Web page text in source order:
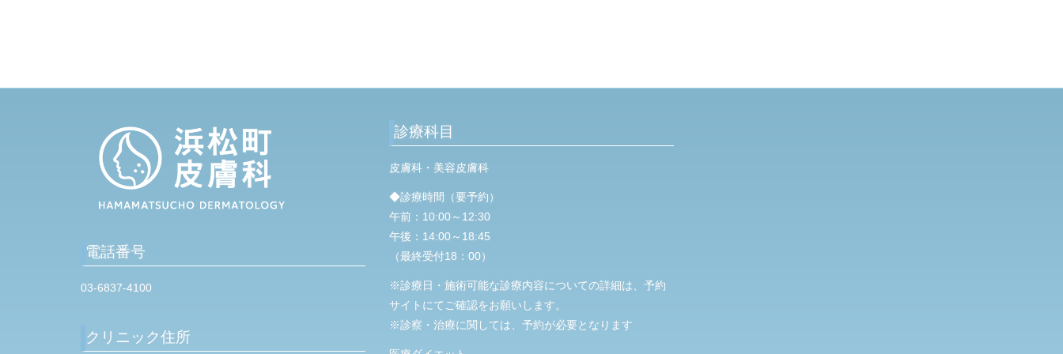
電話番号
03-6837-4100
クリニック住所
診療科目
皮膚科・美容皮膚科
◆診療時間（要予約）
午前：10:00～12:30
午後：14:00～18:45
（最終受付18：00）
※診療日・施術可能な診療内容についての詳細は、予約
サイトにてご確認をお願いします。
※診察・治療に関しては、予約が必要となります